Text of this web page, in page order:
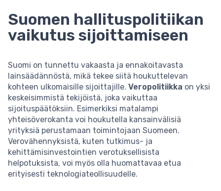
Suomen hallituspolitiikan
vaikutus sijoittamiseen
Suomi on tunnettu vakaasta ja ennakoitavasta
lainsäädännöstä, mikä tekee siitä houkuttelevan
kohteen ulkomaisille sijoittajille. Veropolitiikka on yksi
keskeisimmistä tekijöistä, joka vaikuttaa
sijoituspäätöksiin. Esimerkiksi matalampi
yhteisöverokanta voi houkutella kansainvälisiä
yrityksiä perustamaan toimintojaan Suomeen.
Verovähennyksistä, kuten tutkimus- ja
kehittämisinvestointien verotuksellisista
helpotuksista, voi myös olla huomattavaa etua
erityisesti teknologiateollisuudelle.